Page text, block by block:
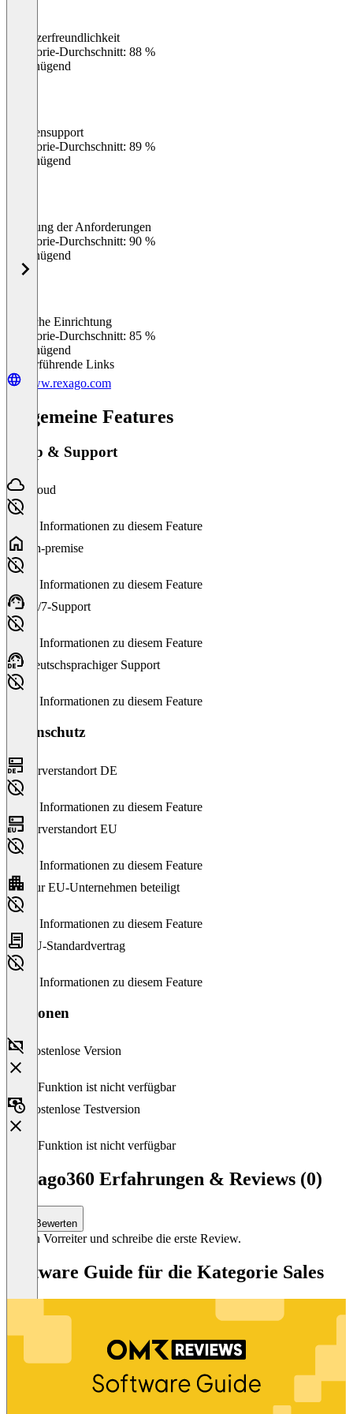
Benutzerfreundlichkeit
Kategorie-Durchschnitt: 88 %
Ungenügend
Kundensupport
Kategorie-Durchschnitt: 89 %
Ungenügend
Erfüllung der Anforderungen
Kategorie-Durchschnitt: 90 %
Ungenügend
Einfache Einrichtung
Kategorie-Durchschnitt: 85 %
Ungenügend
Weiterführende Links
www.rexago.com
Allgemeine Features
Setup & Support
Cloud
Keine Informationen zu diesem Feature
On-premise
Keine Informationen zu diesem Feature
24/7-Support
Keine Informationen zu diesem Feature
Deutschsprachiger Support
Keine Informationen zu diesem Feature
Datenschutz
Serverstandort DE
Keine Informationen zu diesem Feature
Serverstandort EU
Keine Informationen zu diesem Feature
Nur EU-Unternehmen beteiligt
Keine Informationen zu diesem Feature
EU-Standardvertrag
Keine Informationen zu diesem Feature
Versionen
Kostenlose Version
Diese Funktion ist nicht verfügbar
Kostenlose Testversion
Diese Funktion ist nicht verfügbar
Rexago360 Erfahrungen & Reviews (0)
Bewerten
Sei ein Vorreiter und schreibe die erste Review.
Software Guide für die Kategorie Sales